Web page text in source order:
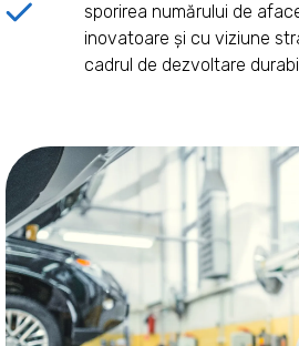
sporirea numărului de
inovatoare și cu viziune
cadrul de dezvoltare